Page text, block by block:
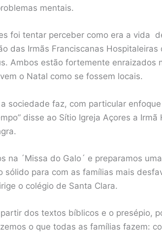
mentais.
foi tentar perceber como era a vida
das Irmãs Franciscanas
Ambos estão fortemente enraizados
o Natal como se fossem locais.
sociedade faz, com particular
disse ao Sítio Igreja Açores a
na ´Missa do Galo´ e preparamos
para com as famílias mais
o colégio de Santa Clara.
dos textos bíblicos e o presépio,
o que todas as famílias fazem: